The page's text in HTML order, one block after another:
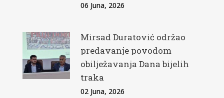
06 Juna, 2026
Mirsad Duratović održao
predavanje povodom
obilježavanja Dana bijelih
traka
02 Juna, 2026